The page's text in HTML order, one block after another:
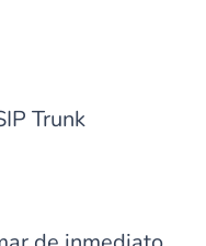
Trunk